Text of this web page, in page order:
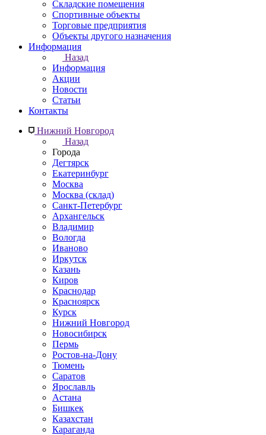
Складские помещения
Спортивные объекты
Торговые предприятия
Объекты другого назначения
Информация
Назад
Информация
Акции
Новости
Статьи
Контакты
Нижний Новгород
Назад
Города
Дегтярск
Екатеринбург
Москва
Москва (склад)
Санкт-Петербург
Архангельск
Владимир
Вологда
Иваново
Иркутск
Казань
Киров
Краснодар
Красноярск
Курск
Нижний Новгород
Новосибирск
Пермь
Ростов-на-Дону
Тюмень
Саратов
Ярославль
Астана
Бишкек
Казахстан
Караганда